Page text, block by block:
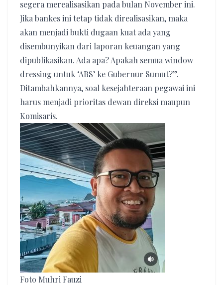
segera merealisasikan pada bulan November ini.
Jika bankes ini tetap tidak direalisasikan, maka
akan menjadi bukti dugaan kuat ada yang
disembunyikan dari laporan keuangan yang
dipublikasikan. Ada apa? Apakah semua window
dressing untuk ‘ABS’ ke Gubernur Sumut?”.
Ditambahkannya, soal kesejahteraan pegawai ini
harus menjadi prioritas dewan direksi maupun
Komisaris.
Foto Muhri Fauzi